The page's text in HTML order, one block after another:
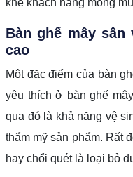
Bàn ghế mây
cao
Một đặc điểm của bàn
yêu thích ở bàn ghế
qua đó là khả năng vệ
thẩm mỹ sản phẩm. Rất
hay chổi quét là loại bỏ